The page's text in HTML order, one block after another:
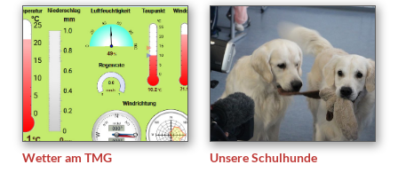
Wetter am TMG Unsere Schulhunde